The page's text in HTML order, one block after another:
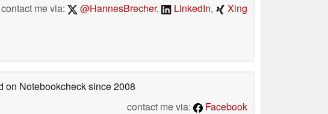
contact me via:
@HannesBrecher, LinkedIn, Xing
on Notebookchecksince 2008
contact me via:
Facebook